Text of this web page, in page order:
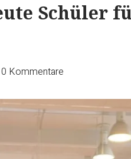
Schüler
0 Kommentare